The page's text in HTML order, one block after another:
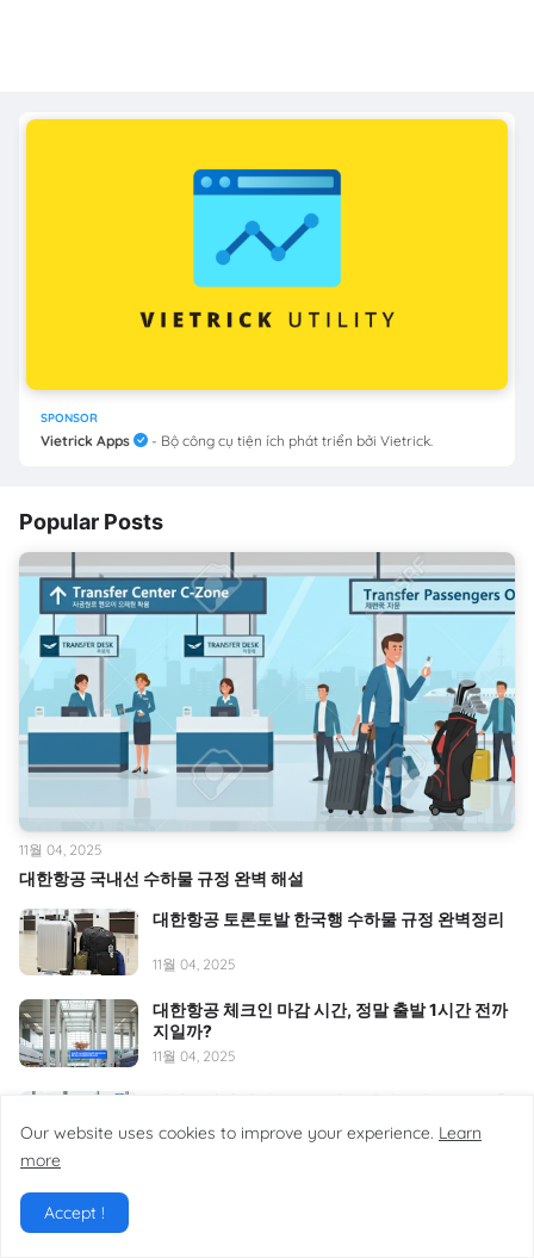
SPONSOR
Vietrick Apps - Bộ công cụ tiện ích phát triển bởi Vietrick.
Popular Posts
대한항공 국내선 수하물 규정 완벽 해설
11월 04, 2025
대한항공 토론토발 한국행 수하물 규정 완벽정리
11월 04, 2025
대한항공 체크인 마감 시간, 정말 출발 1시간 전까
지일까?
11월 04, 2025
가 시, 기내 캐리어 반입 가능할까? 완벽 정리
Our website uses cookies to improve your experience. Learn
more
Accept !